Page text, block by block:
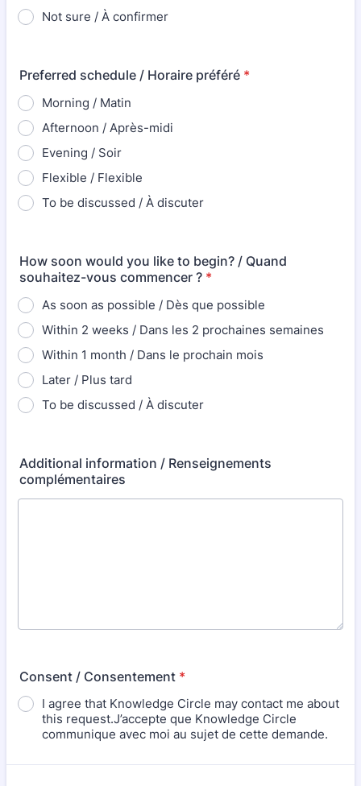
Not sure / À confirmer
Preferred schedule / Horaire préféré *
Morning / Matin
Afternoon / Après-midi
Evening / Soir
Flexible / Flexible
To be discussed / À discuter
How soon would you like to begin? / Quand
souhaitez-vous commencer ? *
As soon as possible / Dès que possible
Within 2 weeks / Dans les 2 prochaines semaines
Within 1 month / Dans le prochain mois
Later / Plus tard
To be discussed / À discuter
Additional information / Renseignements
complémentaires
Consent / Consentement *
I agree that Knowledge Circle may contact me about
this request.J’accepte que Knowledge Circle
communique avec moi au sujet de cette demande.